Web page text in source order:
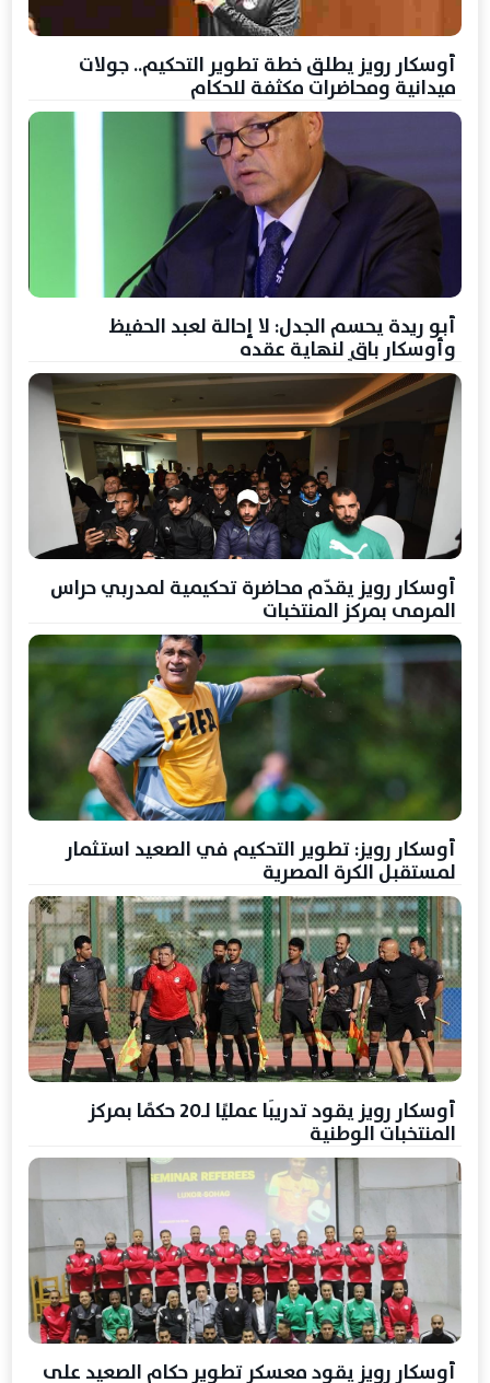
أوسكار رويز يطلق خطة تطوير التحكيم.. جولات
ميدانية ومحاضرات مكثفة للحكام
أبو ريدة يحسم الجدل: لا إحالة لعبد الحفيظ
وأوسكار باقٍ لنهاية عقده
أوسكار رويز يقدّم محاضرة تحكيمية لمدربي حراس
المرمى بمركز المنتخبات
أوسكار رويز: تطوير التحكيم في الصعيد استثمار
لمستقبل الكرة المصرية
أوسكار رويز يقود تدريبًا عمليًا لـ20 حكمًا بمركز
المنتخبات الوطنية
أوسكار رويز يقود معسكر تطوير حكام الصعيد على